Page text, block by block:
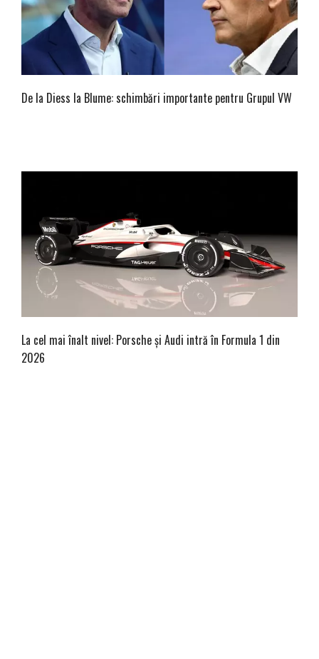
De la Diess la Blume: schimbări importante pentru Grupul VW
La cel mai înalt nivel: Porsche și Audi intră în Formula 1 din
2026